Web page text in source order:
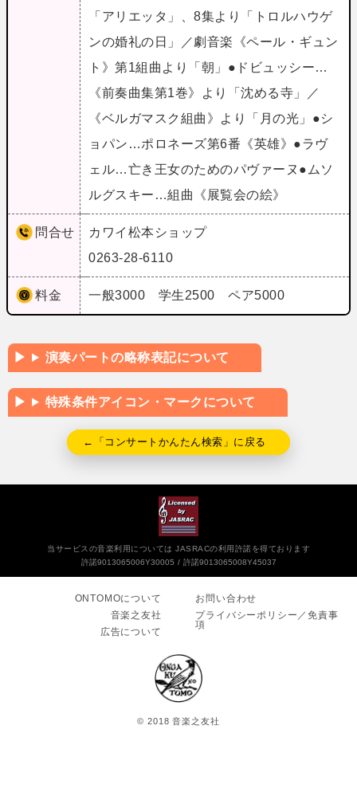
「アリエッタ」、8集より「トロルハウゲ
ンの婚礼の日」／劇音楽《ペール・ギュン
ト》第1組曲より「朝」●ドビュッシー…
《前奏曲集第1巻》より「沈める寺」／
《ベルガマスク組曲》より「月の光」●シ
ョパン…ポロネーズ第6番《英雄》●ラヴ
ェル…亡き王女のためのパヴァーヌ●ムソ
ルグスキー…組曲《展覧会の絵》
問合せ
カワイ松本ショップ
0263-28-6110
料金 一般3000 学生2500 ペア5000
演奏パートの略称表記について
特殊条件アイコン・マークについて
←「コンサートかんたん検索」に戻る
当サービスの音楽利用については JASRACの利用許諾を得ております
許諾9013065006Y30005
許諾9013065008Y45037
ONTOMOについて
音楽之友社
広告について
お問い合わせ
プライバシーポリシー／免責事
項
© 2018 音楽之友社